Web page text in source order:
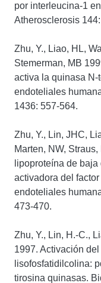
por interleucina-1
Atherosclerosis
Zhu, Y., Liao, HL,
Stemerman, MB
activa la quinasa
endoteliales
1436: 557-564.
Zhu, Y., Lin, JHC,
Marten, NW,
lipoproteína de
activadora del
endoteliales
473-470.
Zhu, Y., Lin, H.-C.,
1997. Activación
lisofosfatidilcolina:
tirosina quinasas.